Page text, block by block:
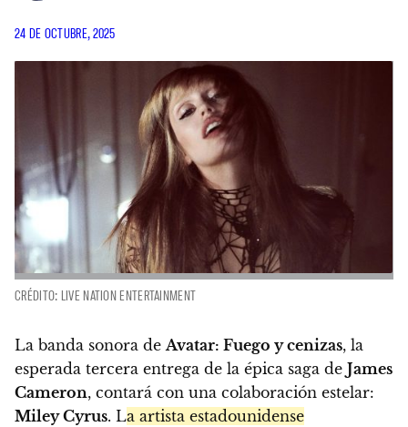
24 DE OCTUBRE, 2025
CRÉDITO: LIVE NATION ENTERTAINMENT
La banda sonora deAvatar: Fuego y cenizas, la
esperada tercera entrega de la épica saga de James
Cameron, contará con una colaboración estelar:
Miley Cyrus. La artista estadounidense